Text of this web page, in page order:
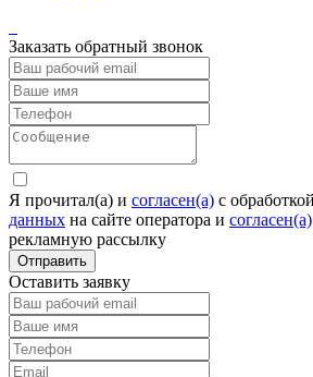
Заказать обратный звонок
Я прочитал(а) и согласен(а) c
данных на сайте оператора и согласен(а)
рекламную рассылку
Отправить
Оставить заявку